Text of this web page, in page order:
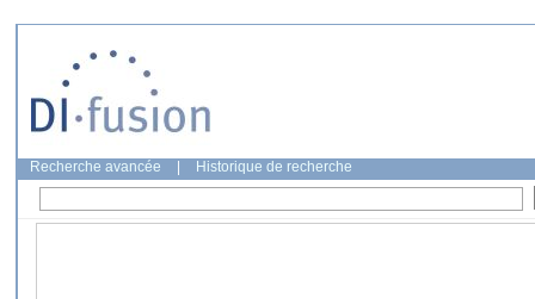
Recherche avancée Historique de recherche